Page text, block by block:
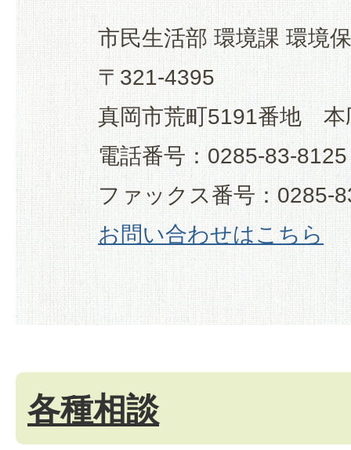
市民生活部 環境課 環境
〒321-4395
真岡市荒町5191番地 本
電話番号：0285-83-8125
ファックス番号：0285-
お問い合わせはこちら
各種相談